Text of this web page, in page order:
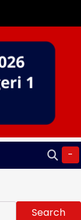
-
Search